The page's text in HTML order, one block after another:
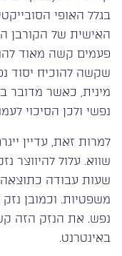
בגלל האופי
האישית של הקורבן
פעמים קשה מאוד
שקשה להוכיח יסוד
מינית, כאשר מדובר
נפשי ולכן הסיכוי
למרות זאת, עדיין
שווא. עלול להיווצר
שעות עבודה
משפטיות. וכמובן
נפש. את הנזק הזה
באינטרנט.